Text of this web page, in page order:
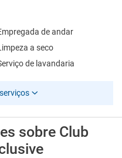
de andar
a seco
de lavandaria
sobre Club